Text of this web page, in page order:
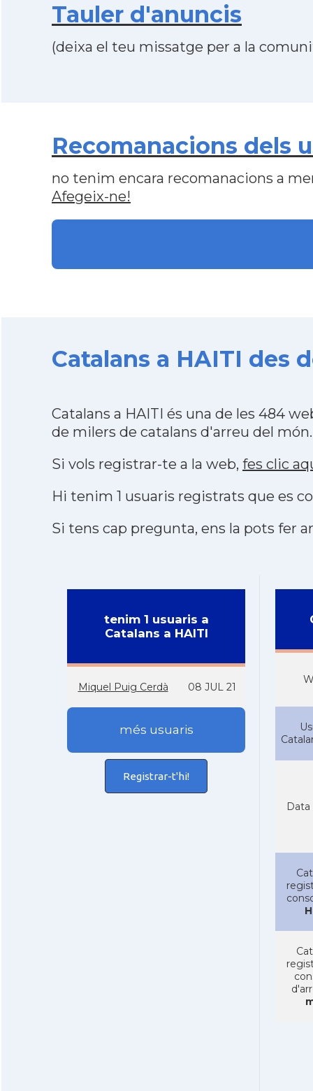
Tauler d'anuncis
(deixa el teu missatge per a la
Recomanacions dels
no tenim encara recomanacions a
Afegeix-ne!
Catalans a HAITI des
Catalans a HAITI és una de les 484
de milers de catalans d'arreu del món.
Si vols registrar-te a la web, fes clic
Hi tenim 1 usuaris registrats que es
Si tens cap pregunta, ens la pots fer
tenim 1 usuaris a
Catalans a HAITI
Miquel Puig Cerdà 08 JUL 21
més usuaris
Registrar-t'hi!
Data